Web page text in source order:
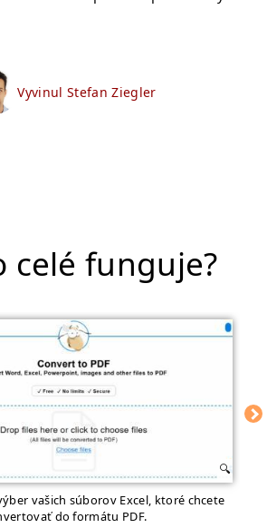
Vyvinul Stefan Ziegler
celé funguje?
vašich súborov Excel, ktoré chcete
do formátu PDF.